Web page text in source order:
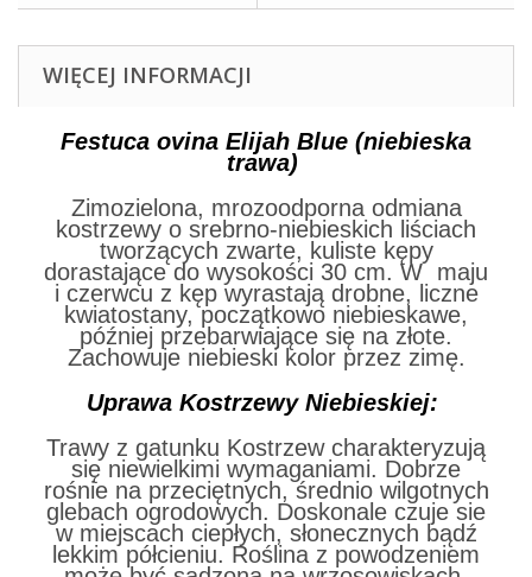
WIĘCEJ INFORMACJI
Festuca ovina Elijah Blue (niebieska
trawa)
Zimozielona, mrozoodporna odmiana
kostrzewy o srebrno-niebieskich liściach
tworzących zwarte, kuliste kępy
dorastające do wysokości 30 cm. W maju
i czerwcu z kęp wyrastają drobne, liczne
kwiatostany, początkowo niebieskawe,
później przebarwiające się na złote.
Zachowuje niebieski kolor przez zimę.
Uprawa Kostrzewy Niebieskiej:
Trawy z gatunku Kostrzew charakteryzują
się niewielkimi wymaganiami. Dobrze
rośnie na przeciętnych, średnio wilgotnych
glebach ogrodowych. Doskonale czuje sie
w miejscach ciepłych, słonecznych bądź
lekkim półcieniu. Roślina z powodzeniem